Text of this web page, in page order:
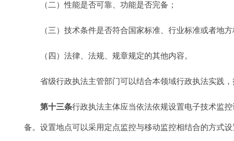
（二）性能是否可靠、功能是否完备；
（三）技术条件是否符合国家标准、行业标准或者地方
（四）法律、法规、规章规定的其他内容。
省级行政执法主管部门可以结合本领域行政执法实践，
第十三条行政执法主体应当依法依规设置电子技术监
备。设置地点可以采用定点监控与移动监控相结合的方式设